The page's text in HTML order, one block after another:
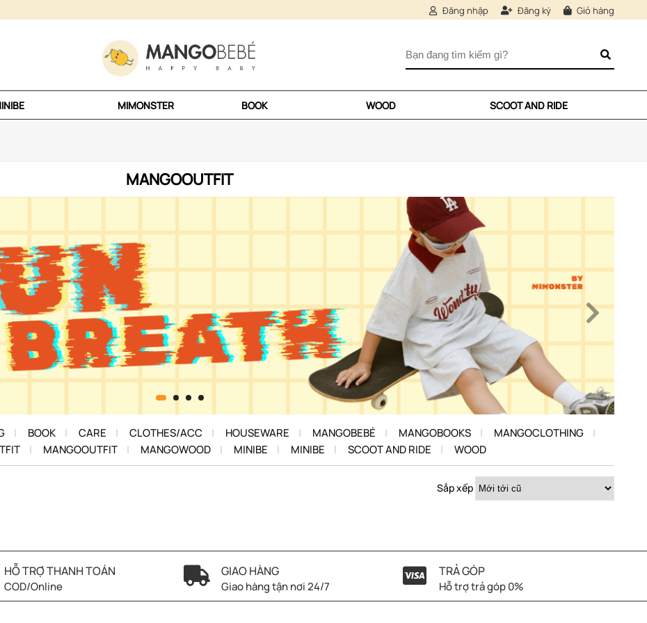
Đăng nhập Đăng ký Giỏ hàng
MIMONSTER BOOK WOOD SCOOT AND RIDE
MANGOOUTFIT
BOOK CARE CLOTHES/ACC HOUSEWARE MANGOBEBÉ MANGOBOOKS
MANGOCLOTHING
MANGOOUTFIT MANGOWOOD MINIBE MINIBE SCOOT AND RIDE WOOD
Sắp xếp
HỖ TRỢ THANH TOÁN
COD/Online
GIAO HÀNG
Giao hàng tận nơi 24/7
TRẢ GÓP
Hỗ trợ trả góp 0%